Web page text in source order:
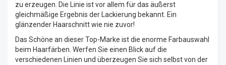
zu erzeugen. Die Linie ist vor allem für das äußerst
gleichmäßige Ergebnis der Lackierung bekannt. Ein
glänzender Haarschnitt wie nie zuvor!
Das Schöne an dieser Top-Marke ist die enorme Farbauswahl
beim Haarfärben. Werfen Sie einen Blick auf die
verschiedenen Linien und überzeugen Sie sich selbst von der